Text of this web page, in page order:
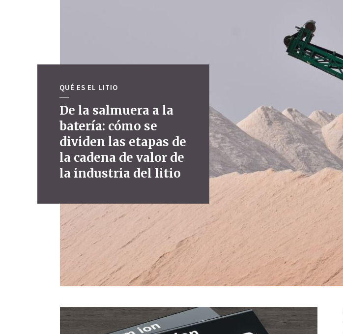
QUÉ ES EL LITIO
De la salmuera a la
batería: cómo se
dividen las etapas de
la cadena de valor de
la industria del litio